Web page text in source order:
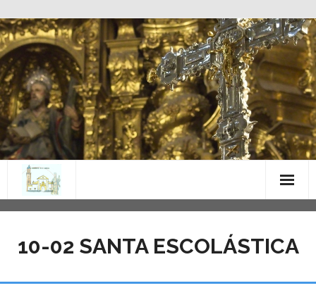
Saltar
al
contenido
10-02 SANTA ESCOLÁSTICA